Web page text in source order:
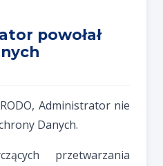
powołał
Administrator nie
Danych.
przetwarzania